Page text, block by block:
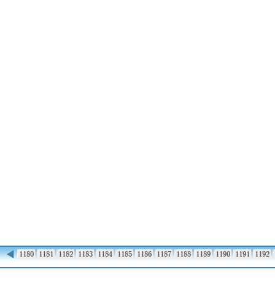
◀ 1180 1181 1182 1183 1184 1185 1186 1187 1188 1189 1190 1191 1192